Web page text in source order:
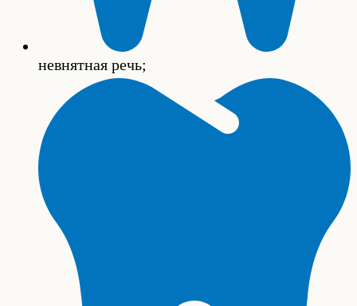
невнятная речь;